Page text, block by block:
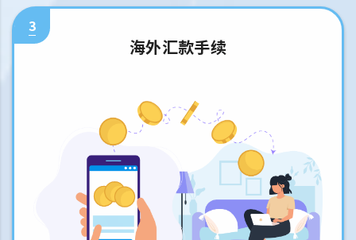
3
海外汇款手续